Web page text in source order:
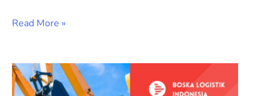
Read More »
Apa
itu